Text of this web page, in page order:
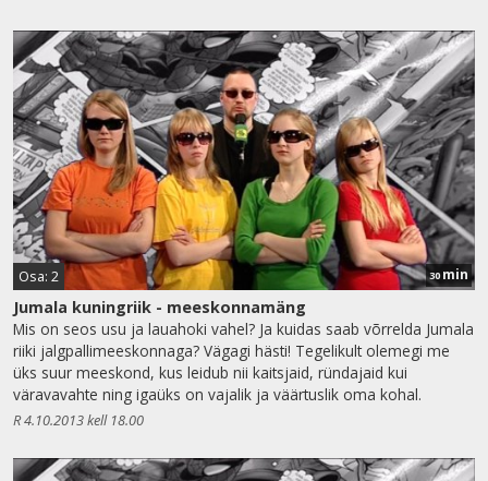
Osa: 2 30min
Jumala kuningriik - meeskonnamäng
Mis on seos usu ja lauahoki vahel? Ja kuidas saab võrrelda Jumala
riiki jalgpallimeeskonnaga? Vägagi hästi! Tegelikult olemegi me
üks suur meeskond, kus leidub nii kaitsjaid, ründajaid kui
väravavahte ning igaüks on vajalik ja väärtuslik oma kohal.
R 4.10.2013 kell 18.00